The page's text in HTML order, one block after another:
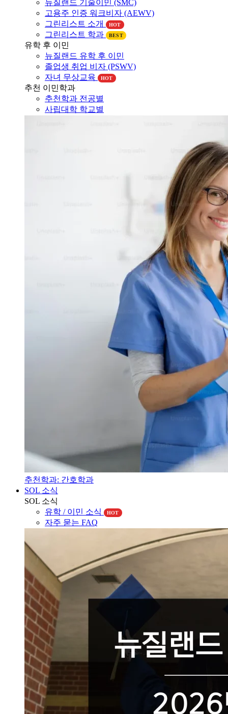
고용주 인증 워크비자 (AEWV)
그린리스트 소개
HOT
그린리스트 학과 BEST
유학 후 이민
뉴질랜드 유학 후 이민
졸업생 취업 비자 (PSWV)
자녀 무상교육
HOT
추천 이민학과
추천학과 전공별
사립대학 학교별
추천학과: 간호학과
SOL 소식
SOL 소식
유학 / 이민 소식
자주 묻는 FAQ